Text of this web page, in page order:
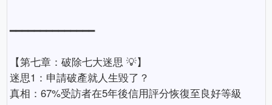
━━━━━━━━━━━━━━
【第七章：破除七大迷思 💡】
迷思1：申請破產就人生毀了？
真相：67%受訪者在5年後信用評分恢復至良好等級